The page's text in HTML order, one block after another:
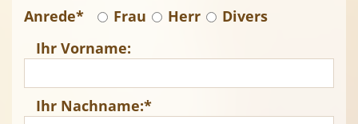
Anrede* Frau Herr
Divers
Ihr Vorname:
Ihr Nachname:*